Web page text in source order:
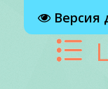
Версия